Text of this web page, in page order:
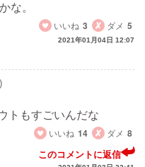
な。
いいね 3 ダメ 5
2021年01月04日 12:07
トもすごいんだな
いいね 14 ダメ 8
このコメントに返信